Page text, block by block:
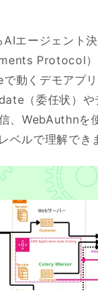
エージェント
Protocol）
動くデモアプ
（委任状）や
、WebAuthnを
ベルで理解でき
metricsで